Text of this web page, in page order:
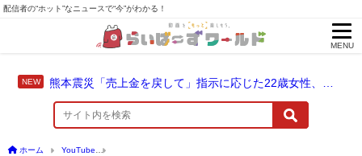
配信者の“ホット”なニュースで“今”がわかる！
MENU
ホーム YouTube